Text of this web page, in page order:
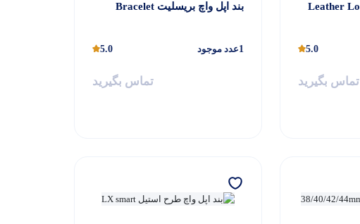
5.0
تماس بگیرید
بند اپل واچ بریسلیت Bracelet
1عدد موجود 5.0
تماس بگیرید